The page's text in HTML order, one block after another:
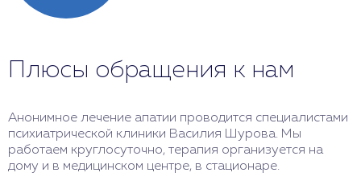
Плюсы обращения к нам
Анонимное лечение апатии проводится специалистами
психиатрической клиники Василия Шурова. Мы
работаем круглосуточно, терапия организуется на
дому и в медицинском центре, в стационаре.